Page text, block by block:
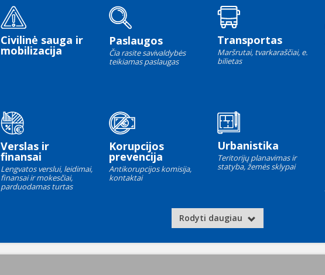
Civilinė sauga ir
mobilizacija
Paslaugos
Čia rasite savivaldybės
teikiamas paslaugas
Transportas
Maršrutai, tvarkaraščiai, e.
bilietas
Verslas ir
finansai
Lengvatos verslui, leidimai,
finansai ir mokesčiai,
parduodamas turtas
Korupcijos
prevencija
Antikorupcijos komisija,
kontaktai
Urbanistika
Teritorijų planavimas ir
statyba, žemės sklypai
Rodyti daugiau